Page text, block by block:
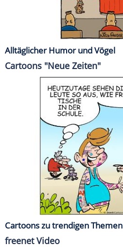
Alltäglicher Humor und Vögel
Cartoons "Neue Zeiten"
Cartoons zu trendigen Themen
freenet Video